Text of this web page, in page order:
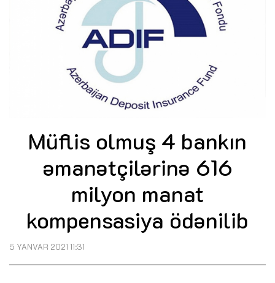
Müflis olmuş 4 bankın
əmanətçilərinə 616
milyon manat
kompensasiya ödənilib
5 YANVAR 2021 11:31